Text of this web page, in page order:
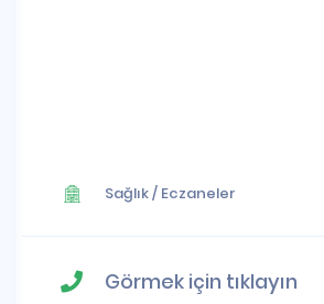
Sağlık/ Eczaneler
Görmek için tıklayın